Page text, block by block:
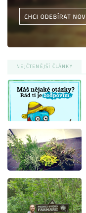
NEJČTENĚJŠÍ ČLÁNKY